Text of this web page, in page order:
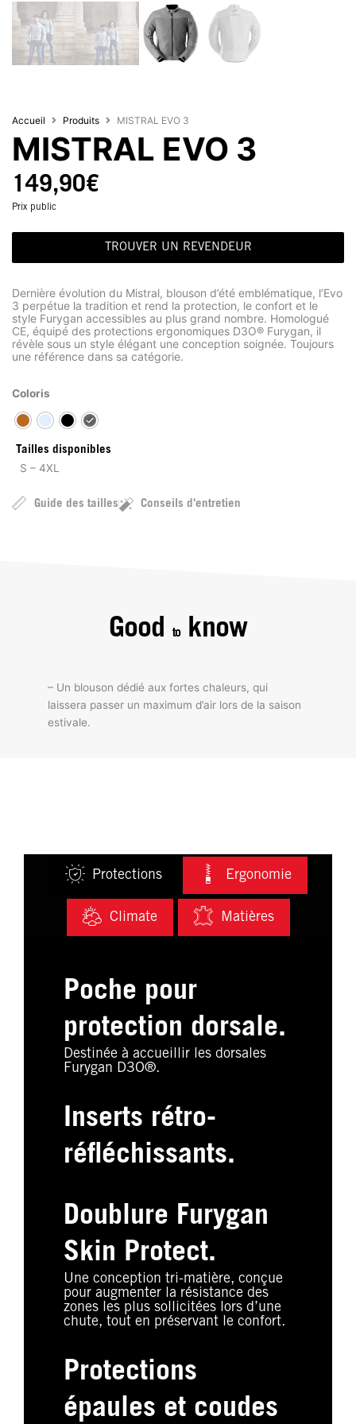
Accueil Produits MISTRAL EVO 3
MISTRAL EVO 3
149,90€
Prix public
TROUVER UN REVENDEUR
Dernière évolution du Mistral, blouson d’été emblématique, l’Evo
3 perpétue la tradition et rend la protection, le confort et le
style Furygan accessibles au plus grand nombre. Homologué
CE, équipé des protections ergonomiques D3O® Furygan, il
révèle sous un style élégant une conception soignée. Toujours
une référence dans sa catégorie.
Coloris
Tailles disponibles
S – 4XL
Guide des tailles Conseils d'entretien
Good toknow
– Un blouson dédié aux fortes chaleurs, qui
laissera passer un maximum d’air lors de la saison
estivale.
Protections Ergonomie
Climate Matières
Poche pour
protection dorsale.
Destinée à accueillir les dorsales
Furygan D3O®.
Inserts rétro-
réfléchissants.
Doublure Furygan
Skin Protect.
Une conception tri-matière, conçue
pour augmenter la résistance des
zones les plus sollicitées lors d’une
chute, tout en préservant le confort.
Protections
épaules et coudes